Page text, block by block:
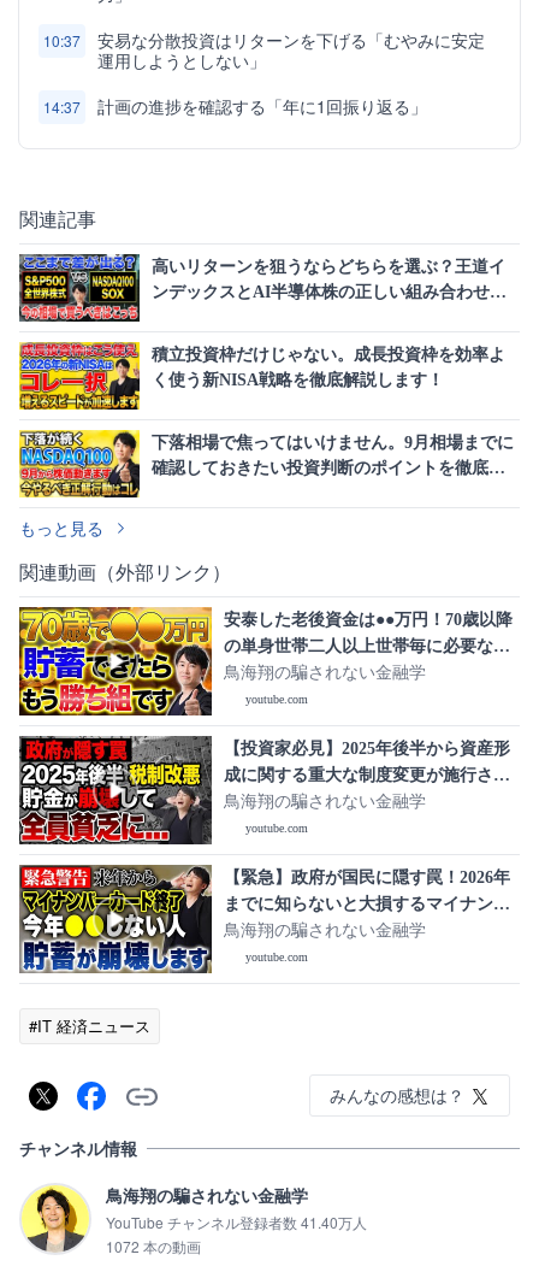
10:37
安易な分散投資はリターンを下げる「むやみに安定
運用しようとしない」
14:37 計画の進捗を確認する「年に1回振り返る」
関連記事
高いリターンを狙うならどちらを選ぶ？王道イ
ンデックスとAI半導体株の正しい組み合わせを
積立投資枠だけじゃない。成長投資枠を効率よ
く使う新NISA戦略を徹底解説します！
下落相場で焦ってはいけません。9月相場までに
確認しておきたい投資判断のポイントを徹底解
もっと見る
関連動画（外部リンク）
安泰した老後資金は●●万円！70歳以降
の単身世帯二人以上世帯毎に必要な老
後資金をシミュレーションして紹介し
ます！
鳥海翔の騙されない金融学
youtube.com
【投資家必見】2025年後半から資産形
成に関する重大な制度変更が施行され
ます！老後資金が今後貯めにくくなる
かもしれません...
鳥海翔の騙されない金融学
youtube.com
【緊急】政府が国民に隠す罠！2026年
までに知らないと大損するマイナンバ
ーカードの真実について解説します！
鳥海翔の騙されない金融学
youtube.com
#IT 経済ニュース
みんなの感想は？
チャンネル情報
鳥海翔の騙されない金融学
YouTube チャンネル登録者数 41.40万人
1072 本の動画